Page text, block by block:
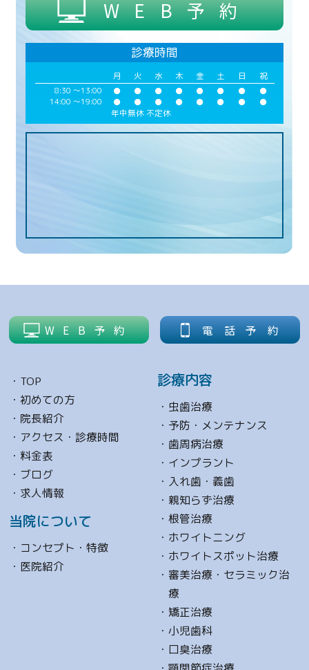
WEB予約
診療時間
月 火 水 木 金 土 日 祝
8:30 ～13:00 ● ● ● ● ● ● ● ●
14:00 ～19:00 ● ● ● ● ● ● ●
●
年中無休 不定休
TOP
初めての方
院長紹介
アクセス・診療時間
料金表
ブログ
求人情報
当院について
コンセプト・特徴
医院紹介
診療内容
虫歯治療
予防・メンテナンス
歯周病治療
インプラント
入れ歯・義歯
親知らず治療
根管治療
ホワイトニング
ホワイトスポット治療
審美治療・セラミック治
療
矯正治療
小児歯科
口臭治療
WEB予約 電話予約